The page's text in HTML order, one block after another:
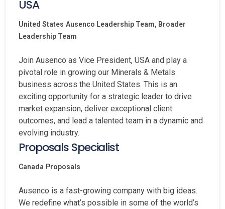
USA
United States Ausenco Leadership Team, Broader
Leadership Team
Join Ausenco as Vice President, USA and play a
pivotal role in growing our Minerals & Metals
business across the United States. This is an
exciting opportunity for a strategic leader to drive
market expansion, deliver exceptional client
outcomes, and lead a talented team in a dynamic and
evolving industry.
Proposals Specialist
Canada Proposals
Ausenco is a fast-growing company with big ideas.
We redefine what’s possible in some of the world’s